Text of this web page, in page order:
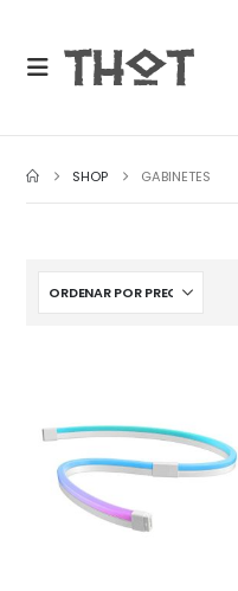
SHOP GABINETES